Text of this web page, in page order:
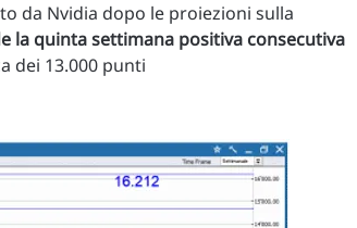
da Nvidia dopo le proiezioni sulla
la quinta settimana positiva consecutiva
dei 13.000 punti